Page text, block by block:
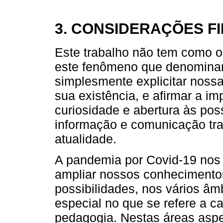
3. CONSIDERAÇÕES
Este trabalho não tem como
este fenômeno que
simplesmente explicitar
sua existência, e afirmar a
curiosidade e abertura às
informação e comunicação
atualidade.
A pandemia por Covid-19
ampliar nossos
possibilidades, nos vários
especial no que se refere a
pedagogia. Nestas áreas